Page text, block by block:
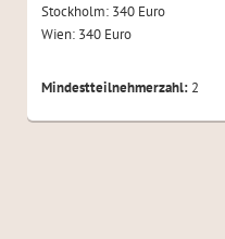
Stockholm: 340 Euro
Wien: 340 Euro
Mindestteilnehmerzahl:2